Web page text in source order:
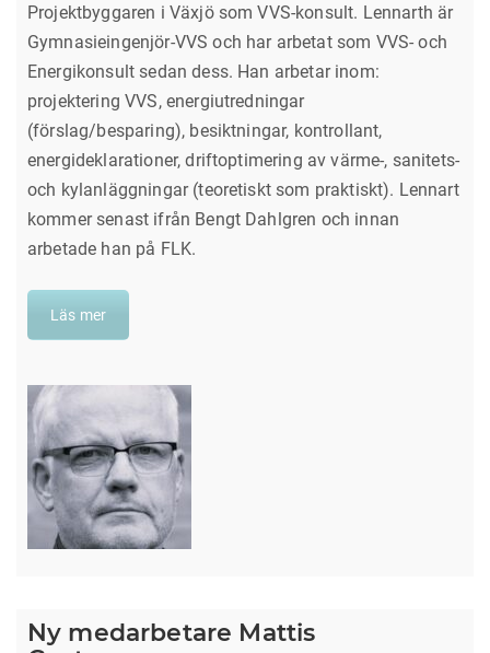
Projektbyggaren i Växjö som VVS-konsult. Lennarth är
Gymnasieingenjör-VVS och har arbetat som VVS- och
Energikonsult sedan dess. Han arbetar inom:
projektering VVS, energiutredningar
(förslag/besparing), besiktningar, kontrollant,
energideklarationer, driftoptimering av värme-, sanitets-
och kylanläggningar (teoretiskt som praktiskt). Lennart
kommer senast ifrån Bengt Dahlgren och innan
arbetade han på FLK.
Läs mer
Ny medarbetare Mattis